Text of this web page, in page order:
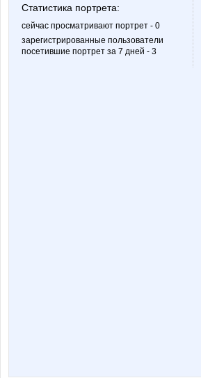
Статистика портрета:
сейчас просматривают портрет - 0
зарегистрированные пользователи
посетившие портрет за 7 дней - 3